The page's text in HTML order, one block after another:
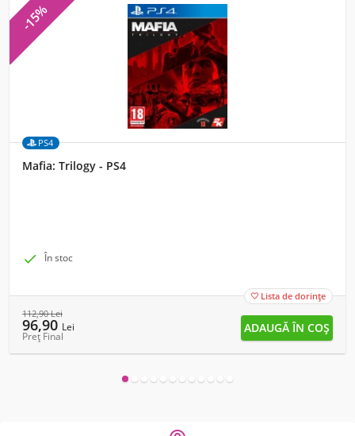
-15%
PS4
Mafia: Trilogy - PS4
 În stoc
 Lista de dorințe
112,90Lei
96,90 Lei
Preț Final